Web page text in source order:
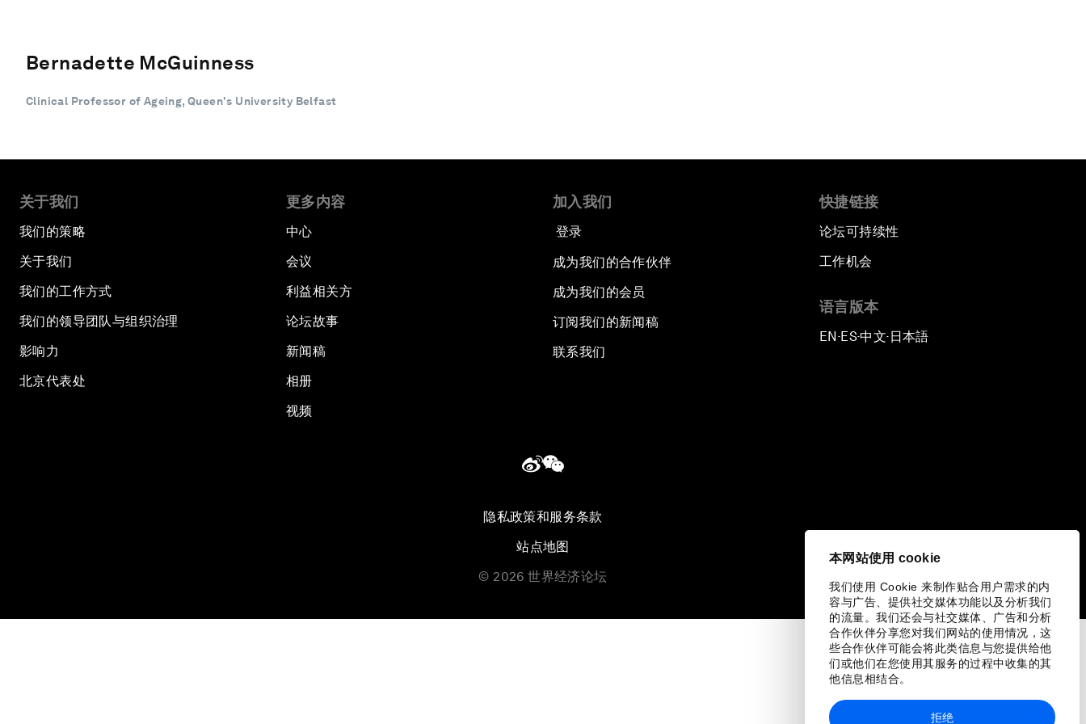
本网站使用 cookie
我们使用 Cookie 来制作贴合用户需求的内
容与广告、提供社交媒体功能以及分析我们
的流量。我们还会与社交媒体、广告和分析
合作伙伴分享您对我们网站的使用情况，这
些合作伙伴可能会将此类信息与您提供给他
们或他们在您使用其服务的过程中收集的其
他信息相结合。
拒绝
Bernadette McGuinness
Clinical Professor of Ageing, Queen's University Belfast
关于我们
我们的策略
关于我们
我们的工作方式
我们的领导团队与组织治理
影响力
北京代表处
更多内容
中心
会议
利益相关方
论坛故事
新闻稿
相册
视频
加入我们
登录
成为我们的合作伙伴
成为我们的会员
订阅我们的新闻稿
联系我们
快捷链接
论坛可持续性
工作机会
语言版本
EN ▪ES▪中文▪ 日本語
隐私政策和服务条款
站点地图
© 2026 世界经济论坛